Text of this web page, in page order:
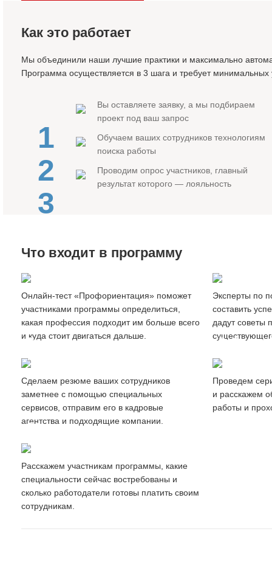
Как это работает
Мы объединили наши лучшие практики и максимально
Программа осуществляется в 3 шага и требует
1
Вы оставляете заявку, а мы подбираем
проект под ваш запрос
2
Обучаем ваших сотрудников технологиям
поиска работы
3
Проводим опрос участников, главный
результат которого — лояльность
Что входит в программу
Онлайн-тест «Профориентация» поможет
участниками программы определиться,
какая профессия подходит им больше всего
и куда стоит двигаться дальше.
Эксперты по
составить
дадут советы
Продвижение
Cделаем резюме ваших сотрудников
заметнее с помощью специальных
сервисов, отправим его в кадровые
агентства и подходящие компании.
Вебинары
Проведем
и расскажем
работы и
Обзор
Расскажем участникам программы, какие
специальности сейчас востребованы и
сколько работодатели готовы платить своим
сотрудникам.